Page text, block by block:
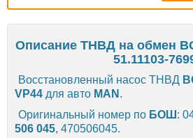
Описание ТНВД на обмен
51.11103-
Восстановленный насос ТНВД
VP44 для авто MAN .
Оригинальный номер по БОШ :
506 045, 470506045.